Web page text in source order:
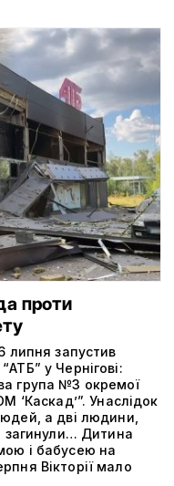
проти
липня запустив
у Чернігові:
група №3 окремої
‘Каскад’”. Унаслідок
а дві людини,
загинули… Дитина
і бабусею на
Вікторії мало